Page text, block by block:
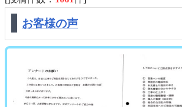
お客様の声